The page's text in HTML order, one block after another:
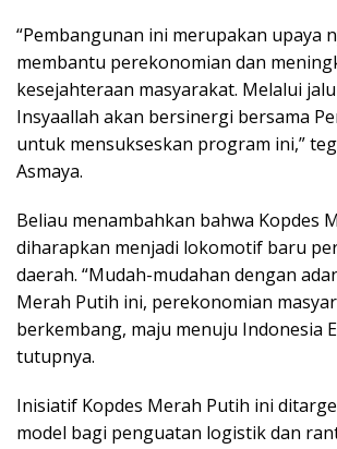
“Pembangunan ini merupakan upaya
membantu perekonomian dan
kesejahteraan masyarakat. Melalui
Insyaallah akan bersinergi bersama
untuk mensukseskan program ini,”
Asmaya.
Beliau menambahkan bahwa Kopdes
diharapkan menjadi lokomotif baru
daerah. “Mudah-mudahan dengan
Merah Putih ini, perekonomian
berkembang, maju menuju Indonesia
tutupnya.
Inisiatif Kopdes Merah Putih ini
model bagi penguatan logistik dan